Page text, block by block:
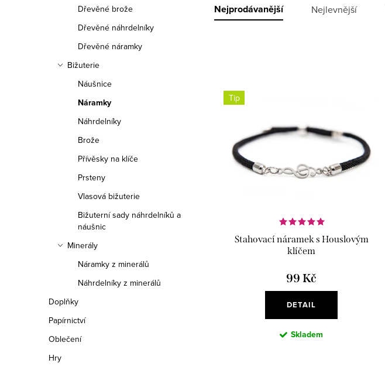
Dřevěné brože
Dřevěné náhrdelníky
Dřevěné náramky
Bižuterie
Náušnice
Náramky
Náhrdelníky
Brože
Přívěsky na klíče
Prsteny
Vlasová bižuterie
Bižuterní sady náhrdelníků a
náušnic
Minerály
Náramky z minerálů
Náhrdelníky z minerálů
Doplňky
Papírnictví
Oblečení
Hry
Ř
n
Nejprodávanější Nejlevnější
VTip
Stahovací náramek s Houslovým
klíčem
99 Kč
DETAIL
Skladem